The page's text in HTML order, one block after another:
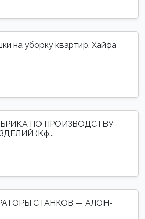
на уборку квартир, Хайфа
ПО ПРОИЗВОДСТВУ
(Кф...
СТАНКОВ — АЛОН-